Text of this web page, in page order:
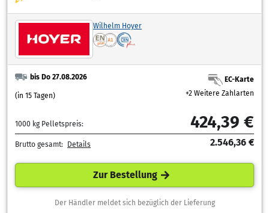
Wilhelm Hoyer
bis Do 27.08.2026
(in 15 Tagen)
EC-Karte
+2 Weitere Zahlarten
1000 kg Pelletspreis: 424,39 €
Brutto gesamt: Details 2.546,36 €
Zur Bestellung
Der Händler meldet sich bezüglich der Lieferung